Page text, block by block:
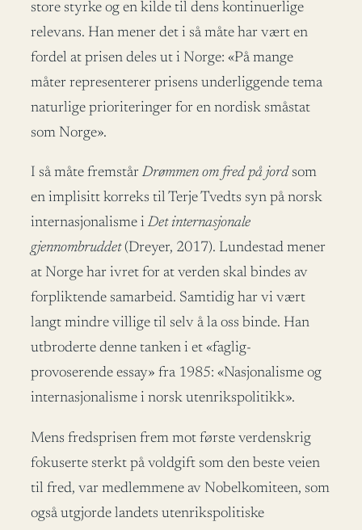
store styrke og en kilde til dens kontinuerlige
relevans. Han mener det i så måte har vært en
fordel at prisen deles ut i Norge: «På mange
måter representerer prisens underliggende tema
naturlige prioriteringer for en nordisk småstat
som Norge».
I så måte fremstårDrømmen om fred på jord som
en implisitt korreks til Terje Tvedts syn på norsk
internasjonalisme iDet internasjonale
gjennombruddet(Dreyer, 2017). Lundestad mener
at Norge har ivret for at verden skal bindes av
forpliktende samarbeid. Samtidig har vi vært
langt mindre villige til selv å la oss binde. Han
utbroderte denne tanken i et «faglig-
provoserende essay» fra 1985: «Nasjonalisme og
internasjonalisme i norsk utenrikspolitikk».
Mens fredsprisen frem mot første verdenskrig
fokuserte sterkt på voldgift som den beste veien
til fred, var medlemmene av Nobelkomiteen, som
også utgjorde landets utenrikspolitiske